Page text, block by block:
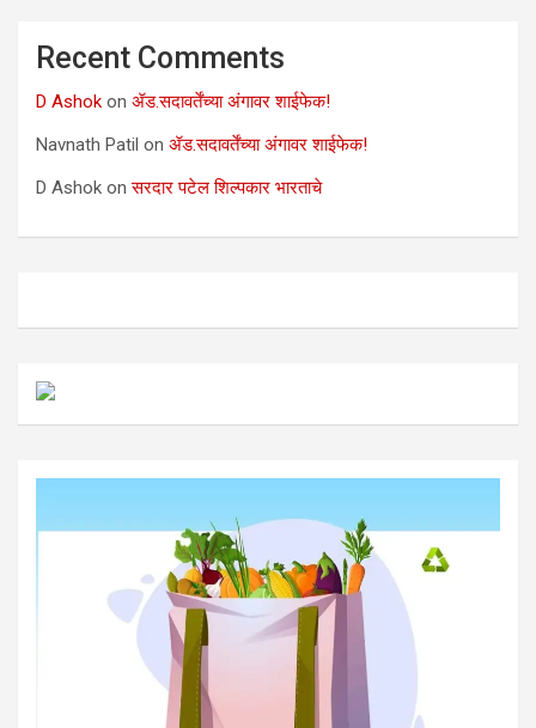
Recent Comments
D Ashok on ॲड.सदावर्तेंच्या अंगावर शाईफेक!
Navnath Patil on ॲड.सदावर्तेंच्या अंगावर शाईफेक!
D Ashok onसरदार पटेल शिल्पकार भारताचे